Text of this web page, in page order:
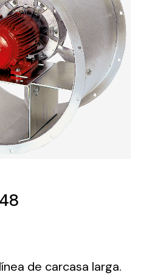
and electrical
and need
y equipos de
de carcasa larga.